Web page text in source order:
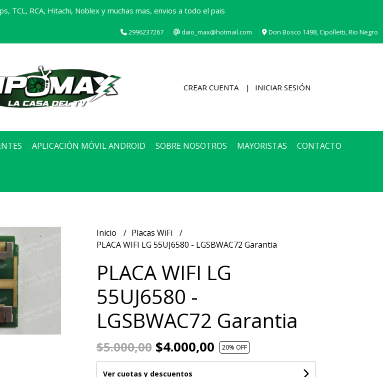
TCL, RCA, Hitachi, Noblex y muchas mas, envios a todo el pais
2996237267 daio_max@hotmail.com Don Bosco 1498, Cipolletti, Rio Negro
CREAR CUENTA INICIAR SESIÓN
APLICACIÓN MÓVIL ANDROID SOBRE NOSOTROS MAYORISTAS CONTACTO
Inicio
Placas WiFi
PLACA WIFI LG 55UJ6580 - LGSBWAC72 Garantia
PLACA WIFI LG
55UJ6580 -
LGSBWAC72 Garantia
$5.000,00$4.000,00 20% OFF
Ver cuotas y descuentos